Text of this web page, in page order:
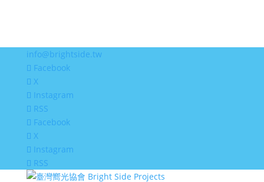
info@brightside.tw
Facebook
X
Instagram
RSS
Facebook
X
Instagram
RSS